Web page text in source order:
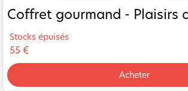
Coffret gourmand - Plaisirs
Stocks épuisés
55 €
Acheter